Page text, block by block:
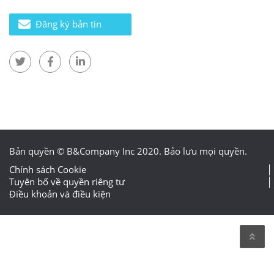
Đăng ký bản tin
Bản quyền © B&Company Inc 2020. Bảo lưu mọi quyền.
Chính sách Cookie
Tuyên bố về quyền riêng tư
Điều khoản và điều kiện